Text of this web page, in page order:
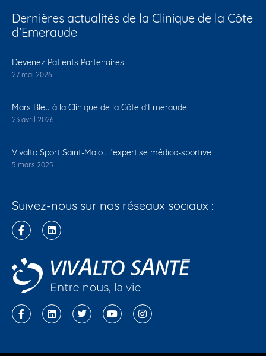
Dernières actualités de la Clinique de la Côte
d’Emeraude
Devenez Patients Partenaires
27 mai 2026
Mars Bleu à la Clinique de la Côte d’Emeraude
23 avril 2026
Vivalto Sport Saint-Malo : l’expertise médico-sportive
5 mars 2025
Suivez-nous sur nos réseaux sociaux :